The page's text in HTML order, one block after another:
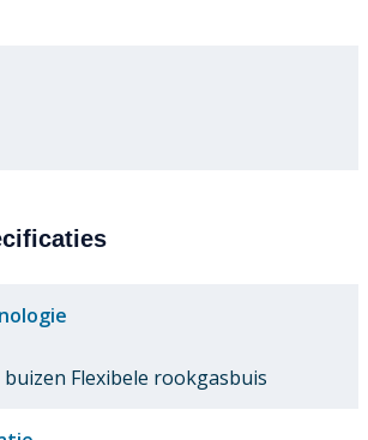
buizen Flexibele rookgasbuis